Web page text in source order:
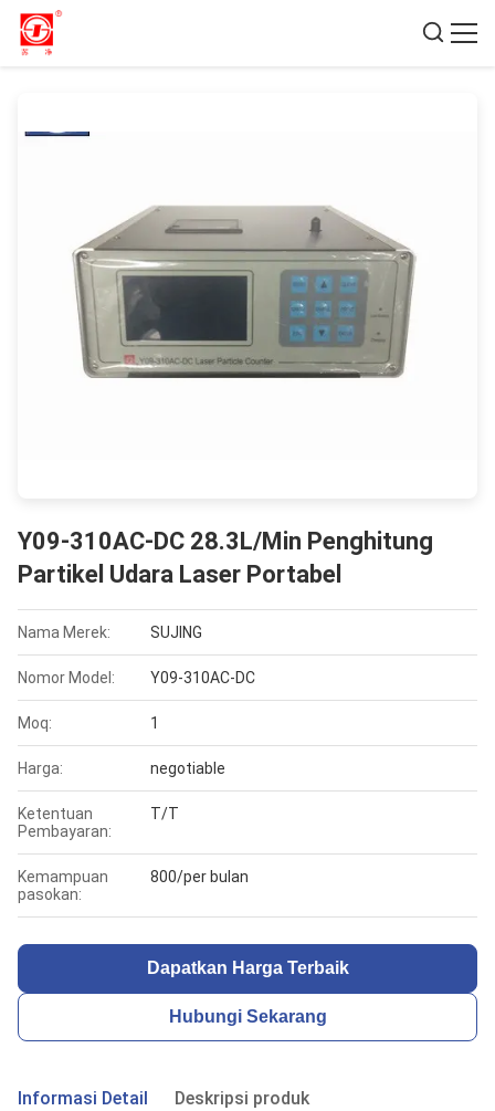
Y09-310AC-DC 28.3L/Min Penghitung
Partikel Udara Laser Portabel
Nama Merek: SUJING
Nomor Model: Y09-310AC-DC
Moq: 1
Harga: negotiable
Ketentuan
Pembayaran:
T/T
Kemampuan
pasokan:
800/per bulan
Dapatkan Harga Terbaik
Hubungi Sekarang
Informasi Detail Deskripsi produk